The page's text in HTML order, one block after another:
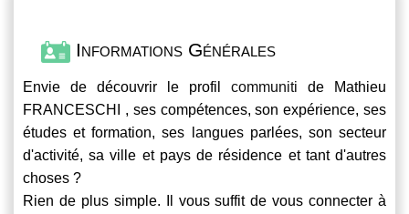
Informations Générales
Envie de découvrir le profil communiti de Mathieu
FRANCESCHI , ses compétences, son expérience, ses
études et formation, ses langues parlées, son secteur
d'activité, sa ville et pays de résidence et tant d'autres
choses ?
Rien de plus simple. Il vous suffit de vous connecter à